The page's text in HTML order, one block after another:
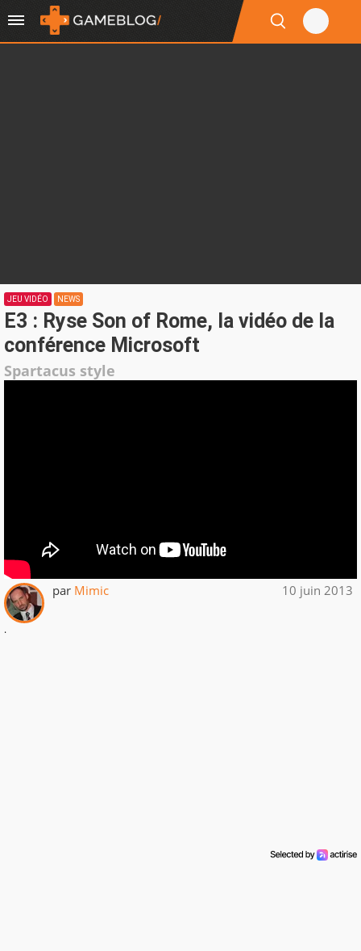
JEU VIDÉO NEWS
E3 : Ryse Son of Rome, la vidéo de la
conférence Microsoft
Spartacus style
par Mimic 10 juin 2013
.